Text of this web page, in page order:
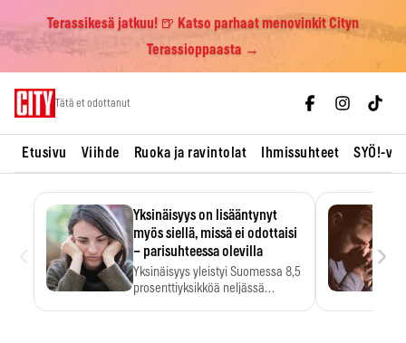
Terassikesä jatkuu! 🍺 Katso parhaat menovinkit Cityn
Terassioppaasta →
Tätä et odottanut
Etusivu Viihde Ruoka ja ravintolat Ihmissuhteet SYÖ!-
Yksinäisyys on lisääntynyt
myös siellä, missä ei odottaisi
– parisuhteessa olevilla
Yksinäisyys yleistyi Suomessa 8,5
prosenttiyksikköä neljässä
›